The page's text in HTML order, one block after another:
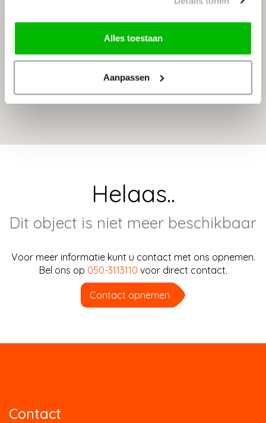
Alles toestaan
Aanpassen
Helaas..
Dit object is niet meer beschikbaar
Voor meer informatie kunt u contact met ons opnemen.
Bel ons op 050-3113110 voor direct contact.
Contact opnemen
Contact